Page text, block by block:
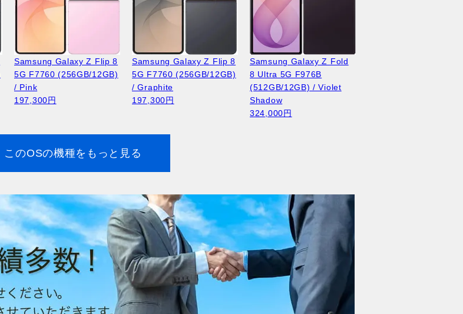
Samsung Galaxy Z Flip 8
5G F7760 (256GB/12GB)
/ Pink
197,300円
Samsung Galaxy Z Flip 8
5G F7760 (256GB/12GB)
/ Graphite
197,300円
Samsung Galaxy Z Fold
8 Ultra 5G F976B
(512GB/12GB) / Violet
Shadow
324,000円
このOSの機種をもっと見る